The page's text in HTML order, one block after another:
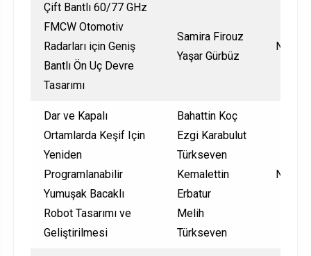
Çift Bantlı 60/77 GHz
FMCW Otomotiv
Radarları için Geniş
Bantlı Ön Uç Devre
Tasarımı
Samira Firouz
Yaşar Gürbüz
Dar ve Kapalı
Ortamlarda Keşif Için
Yeniden
Programlanabilir
Yumuşak Bacaklı
Robot Tasarımı ve
Geliştirilmesi
Bahattin Koç
Ezgi Karabulut
Türkseven
Kemalettin
Erbatur
Melih
Türkseven